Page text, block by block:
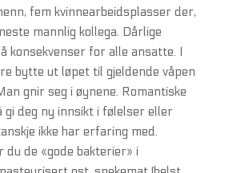
fem kvinnearbeidsplasser der,
mannlig kollega. Dårlige
konsekvenser for alle ansatte. I
bytte ut løpet til gjeldende våpen
gnir seg i øynene. Romantiske
gi deg ny innsikt i følelser eller
ikke har erfaring med.
du de «gode bakterier» i